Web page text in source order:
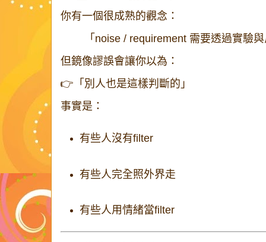
你有一個很成熟的觀念：
「noise / requirement 需要透過實驗
但鏡像謬誤會讓你以為：
👉「別人也是這樣判斷的」
事實是：
有些人沒有filter
有些人完全照外界走
有些人用情緒當filter